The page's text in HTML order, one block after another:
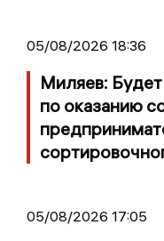
05/08/2026 18:36
Миляев: Будет
по оказанию
05/08/2026 17:05